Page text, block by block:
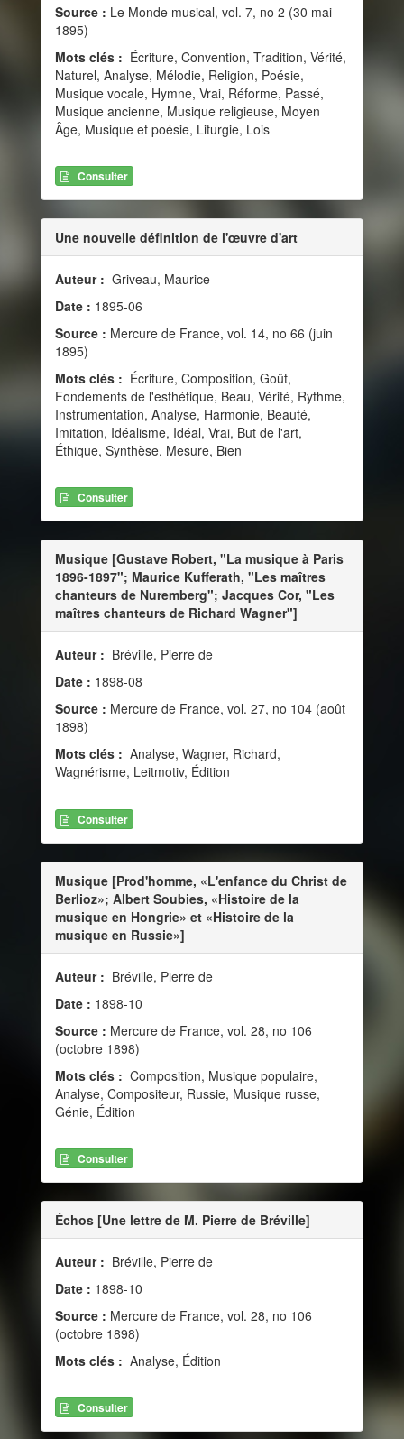
Source : Le Monde musical, vol. 7, no 2 (30 mai
1895)
Mots clés : Écriture, Convention, Tradition, Vérité,
Naturel, Analyse, Mélodie, Religion, Poésie,
Musique vocale, Hymne, Vrai, Réforme, Passé,
Musique ancienne, Musique religieuse, Moyen
Âge, Musique et poésie, Liturgie, Lois
Consulter
Une nouvelle définition de l'œuvre d'art
Auteur : Griveau, Maurice
Date : 1895-06
Source : Mercure de France, vol. 14, no 66 (juin
1895)
Mots clés : Écriture, Composition, Goût,
Fondements de l'esthétique, Beau, Vérité, Rythme,
Instrumentation, Analyse, Harmonie, Beauté,
Imitation, Idéalisme, Idéal, Vrai, But de l'art,
Éthique, Synthèse, Mesure, Bien
Consulter
Musique [Gustave Robert, "La musique à Paris
1896-1897"; Maurice Kufferath, "Les maîtres
chanteurs de Nuremberg"; Jacques Cor, "Les
maîtres chanteurs de Richard Wagner"]
Auteur : Bréville, Pierre de
Date : 1898-08
Source : Mercure de France, vol. 27, no 104 (août
1898)
Mots clés : Analyse, Wagner, Richard,
Wagnérisme, Leitmotiv, Édition
Consulter
Musique [Prod'homme, «L'enfance du Christ de
Berlioz»; Albert Soubies, «Histoire de la
musique en Hongrie» et «Histoire de la
musique en Russie»]
Auteur : Bréville, Pierre de
Date : 1898-10
Source : Mercure de France, vol. 28, no 106
(octobre 1898)
Mots clés : Composition, Musique populaire,
Analyse, Compositeur, Russie, Musique russe,
Génie, Édition
Consulter
Échos [Une lettre de M. Pierre de Bréville]
Auteur : Bréville, Pierre de
Date : 1898-10
Source : Mercure de France, vol. 28, no 106
(octobre 1898)
Mots clés : Analyse, Édition
Consulter